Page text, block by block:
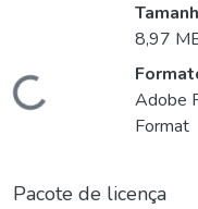
Carregando...
8,97
Adobe
Format
Pacote de licença